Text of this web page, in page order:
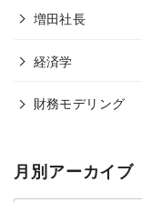
増田社長
経済学
財務モデリング
月別アーカイブ